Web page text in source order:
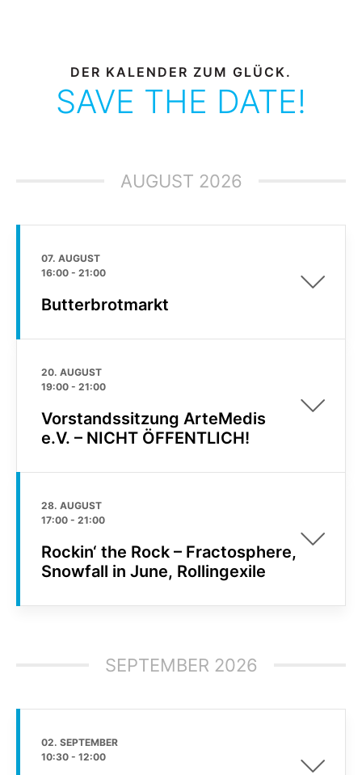
DER KALENDER ZUM GLÜCK.
SAVE THE DATE!
AUGUST 2026
07. AUGUST
16:00 - 21:00
Butterbrotmarkt
20. AUGUST
19:00 - 21:00
Vorstandssitzung ArteMedis
e.V. – NICHT ÖFFENTLICH!
28. AUGUST
17:00 - 21:00
Rockin‘ the Rock – Fractosphere,
Snowfall in June, Rollingexile
SEPTEMBER 2026
02. SEPTEMBER
10:30 - 12:00